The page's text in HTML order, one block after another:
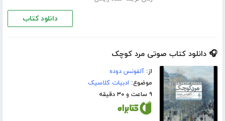
دانلود کتاب
🎧 دانلود کتاب صوتی مرد کوچک
از:آلفونس دوده
موضوع: ادبیات کلاسیک
۹ ساعت و ۳۰ دقیقه